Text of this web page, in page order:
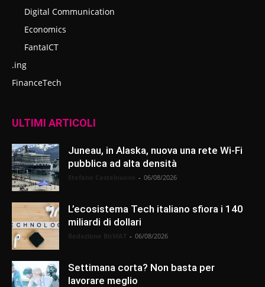
Digital Communication
Economics
FantaICT
.ing
FinanceTech
ULTIMI ARTICOLI
Juneau, in Alaska, nuova una rete Wi-Fi
pubblica ad alta densità
- 06/08/2026
L’ecosistema Tech italiano sfiora i 140
miliardi di dollari
- 06/08/2026
Settimana corta? Non basta per
lavorare meglio